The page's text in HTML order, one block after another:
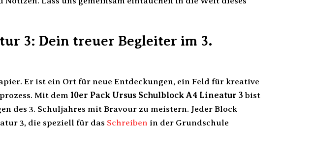
3: Dein treuer Begleiter im 3.
Er ist ein Ort für neue Entdeckungen, ein Feld für kreative
Mit dem 10er Pack Ursus Schulblock A4 Lineatur 3 bist
des 3. Schuljahres mit Bravour zu meistern. Jeder Block
3, die speziell für das Schreiben in der Grundschule